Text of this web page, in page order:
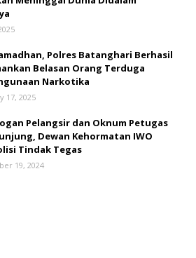
Polres Batanghari Berhasil
Belasan Orang Terduga
Narkotika
17, 2025
Pelangsir dan Oknum Petugas
Dewan Kehormatan IWO
Tindak Tegas
19, 2024